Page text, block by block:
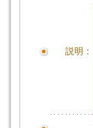
説明：